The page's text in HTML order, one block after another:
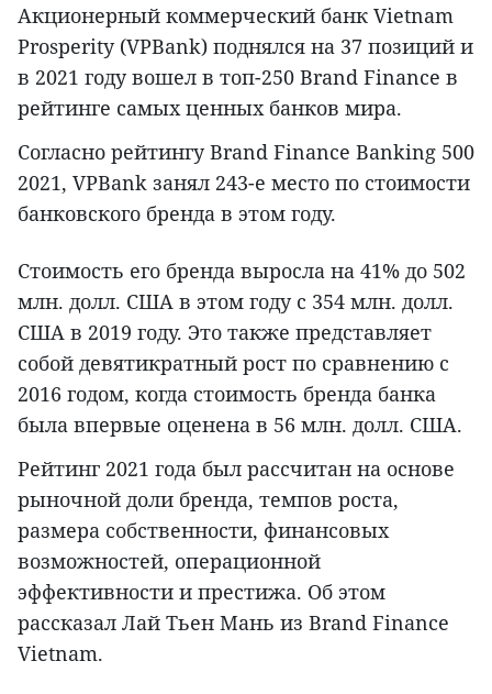
Акционерный коммерческий банк Vietnam
Prosperity (VPBank) поднялся на 37 позиций и
в 2021 году вошел в топ-250 Brand Finance в
рейтинге самых ценных банков мира.
Согласно рейтингу Brand Finance Banking 500
2021, VPBank занял 243-е место по стоимости
банковского бренда в этом году.
Стоимость его бренда выросла на 41% до 502
млн. долл. США в этом году с 354 млн. долл.
США в 2019 году. Это также представляет
собой девятикратный рост по сравнению с
2016 годом, когда стоимость бренда банка
была впервые оценена в 56 млн. долл. США.
Рейтинг 2021 года был рассчитан на основе
рыночной доли бренда, темпов роста,
размера собственности, финансовых
возможностей, операционной
эффективности и престижа. Об этом
рассказал Лай Тьен Мань из Brand Finance
Vietnam.